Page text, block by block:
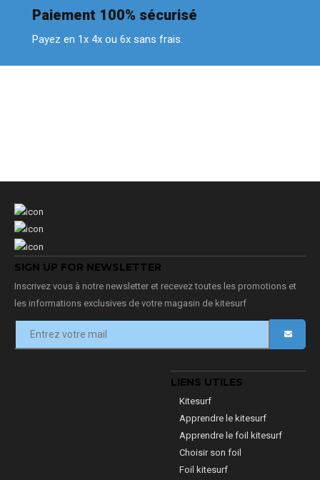
Paiement 100% sécurisé
Payez en 1x 4x ou 6x sans frais.
SIGN UP FOR NEWSLETTER
Inscrivez vous à notre newsletter et recevez toutes les promotions et
les informations exclusives de votre magasin de kitesurf
LIENS UTILES
Kitesurf
Apprendre le kitesurf
Apprendre le foil kitesurf
Choisir son foil
Foil kitesurf